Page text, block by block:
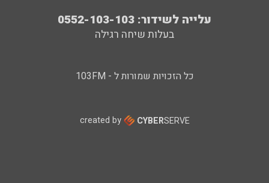
עלייה לשידור: 0552-103-103
בעלות שיחה רגילה
כל הזכויות שמורות ל - 103FM
created by CYBERSERVE